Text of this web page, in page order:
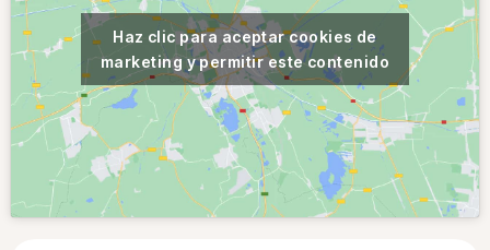
Haz clic para aceptar cookies de
marketing y permitir este contenido